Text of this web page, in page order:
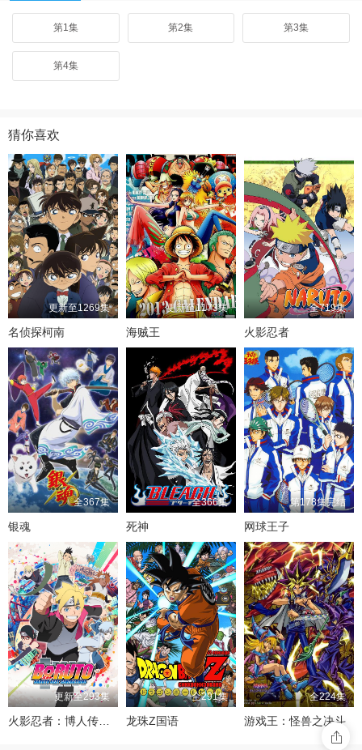
第1集 第2集 第3集
第4集
猜你喜欢
更新至1269集
名侦探柯南
更新至1173集
海贼王
全719集
火影忍者
全367集
银魂
全366集
死神
第178集完结
网球王子
更新至293集
火影忍者：博人传之次世代继承者
全291集
龙珠Z国语
全224集
游戏王：怪兽之决斗